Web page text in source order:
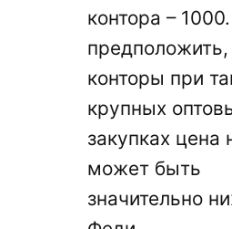
контора –
предположить,
конторы при
крупных
закупках цена
может быть
значительно